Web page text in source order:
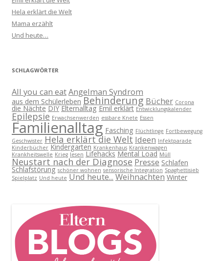
Hela erklärt die Welt
Mama erzählt
Und heute…
SCHLAGWÖRTER
All you can eatAngelman Syndrom
aus dem Schülerleben Behinderung Bücher Corona
die Nächte DIY Elternalltag Emil erklärt Entwicklungskalender
Epilepsie Erwachsenwerden essbare Knete Essen
Familienalltag Fasching Flüchtlinge Fortbewegung
Geschwister Hela erklärt die Welt Ideen Infektparade
Kinderbücher Kindergarten Krankenhaus Krankenwagen
Krankheitswelle Krieg lesen Lifehacks Mental Load Müll
Neustart nach der Diagnose Presse Schlafen
Schlafstörung schöner wohnen sensorische Integration Spaghettisieb
Spielplatz Und heute Und heute...Weihnachten Winter